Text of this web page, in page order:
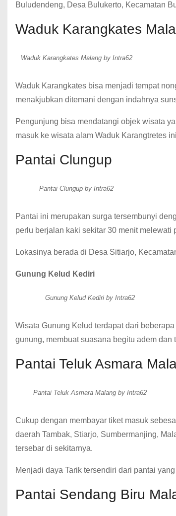
Buludendeng, Desa Bulukerto, Kecamatan
Waduk Karangkates
Waduk Karangkates Malang by Intra62
Waduk Karangkates bisa menjadi tempat
menakjubkan ditemani dengan indahnya
Pengunjung bisa mendatangi objek wisata
masuk ke wisata alam Waduk Karangtretes
Pantai Clungup
Pantai Clungup by Intra62
Pantai ini merupakan surga tersembunyi
perlu berjalan kaki sekitar 30 menit
Lokasinya berada di Desa Sitiarjo,
Gunung Kelud Kediri
Gunung Kelud Kediri by Intra62
Wisata Gunung Kelud terdapat dari
gunung, membuat suasana begitu adem dan
Pantai Teluk Asmara
Pantai Teluk Asmara Malang by Intra62
Cukup dengan membayar tiket masuk
daerah Tambak, Stiarjo, Sumbermanjing,
tersebar di sekitarnya.
Menjadi daya Tarik tersendiri dari pantai
Pantai Sendang Biru